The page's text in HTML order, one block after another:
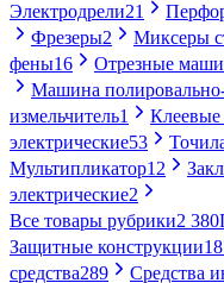
Электродрели21
Фрезеры2 Миксеры
фены16 Отрезные
Машина
измельчитель1 Клеевые
электрические53
Мультипликатор12
электрические2
Все товары рубрики2 380
Защитные конструкции
средства289 Средства